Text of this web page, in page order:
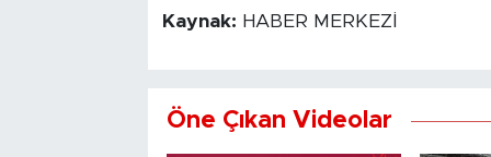
Kaynak: HABER MERKEZİ
Öne Çıkan Videolar